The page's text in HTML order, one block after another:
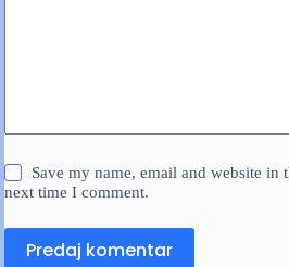
Save my name, email and website in
next time I comment.
Predaj komentar